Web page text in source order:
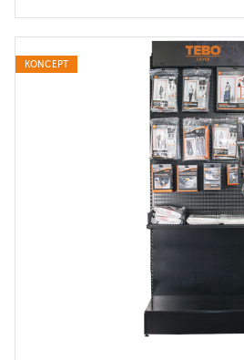
KONCEPT